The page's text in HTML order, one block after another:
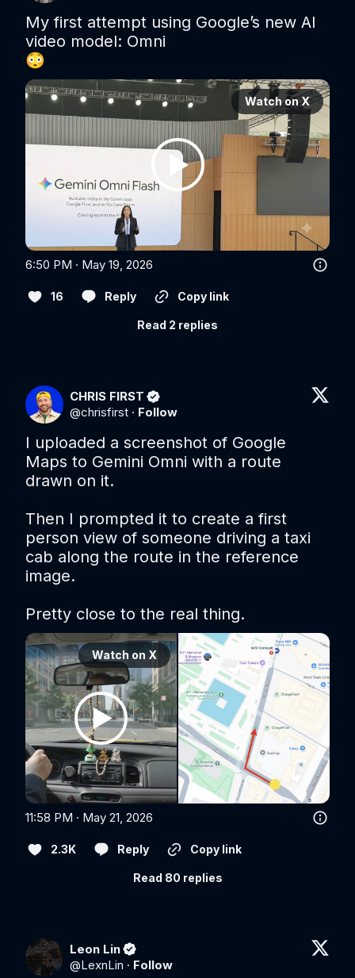
My first attempt using Google’s new AI
video model: Omni
Watch on X
6:50 PM · May 19, 2026
16 Reply Copy link
Read 2 replies
CHRIS FIRST
@chrisfirst · Follow
I uploaded a screenshot of Google
Maps to Gemini Omni with a route
drawn on it.
Then I prompted it to create a first
person view of someone driving a taxi
cab along the route in the reference
image.
Pretty close to the real thing.
Watch on X
11:58 PM · May 21, 2026
2.3K Reply Copy link
Read 80 replies
Leon Lin
@LexnLin · Follow